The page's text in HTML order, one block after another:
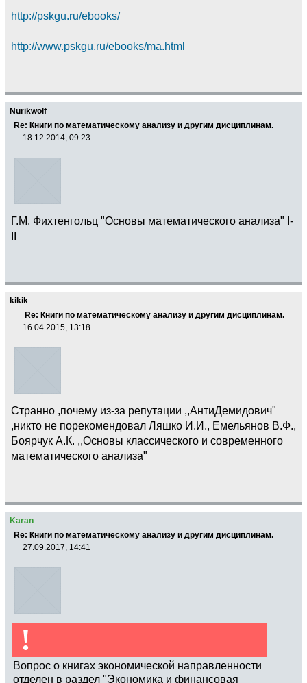
http://pskgu.ru/ebooks/
http://www.pskgu.ru/ebooks/ma.html
Nurikwolf
Re: Книги по математическому анализу и другим дисциплинам.
18.12.2014, 09:23
Г.М. Фихтенгольц "Основы математического анализа" I-
II
kikik
Re: Книги по математическому анализу и другим дисциплинам.
16.04.2015, 13:18
Странно ,почему из-за репутации ,,АнтиДемидович"
,никто не порекомендовал Ляшко И.И., Емельянов В.Ф.,
Боярчук А.К. ,,Основы классического и современного
математического анализа"
Karan
Re: Книги по математическому анализу и другим дисциплинам.
27.09.2017, 14:41
!
Вопрос о книгах экономической направленности
отделен в раздел "Экономика и финансовая